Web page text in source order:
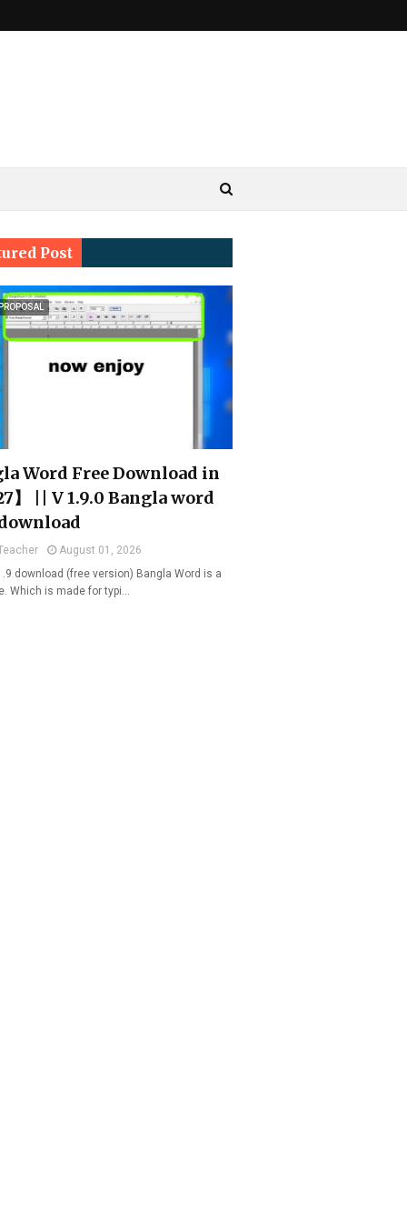
Post
Word Free Download in
】 || V 1.9.0 Bangla word
August 01, 2026
download (free version) Bangla Word is a
Which is made for typi…